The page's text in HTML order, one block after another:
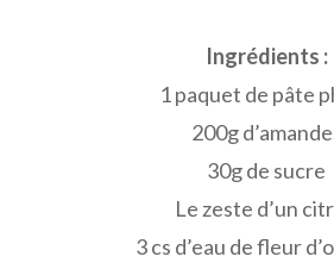
Ingrédients :
1 paquet de pâte
200g
30g de sucre
Le zeste d’un
3 cs d’eau de fleur